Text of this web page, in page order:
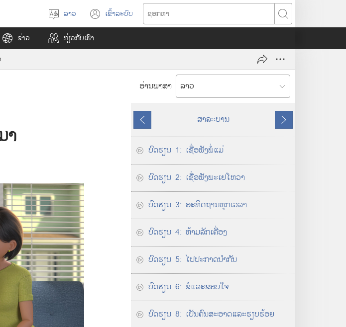
ເ
ລື
ອ
ກ
າ
ລາວ ເຂົ້າລະບົບ
(
o
e
s
ຊ
ອ
ຫ
າ
ຂ່າວ ກ່ຽວກັບ​ເຮົາ
ອ່ານພາສາ
າ
ຄື
ນ
ຫຼັ
ງ
ສາລະບານ
ຕໍ່
ໄ
ບົດຮຽນ 1: ເຊື່ອ​ຟັງ​ພໍ່​ແມ່
ບົດຮຽນ 2: ເຊື່ອ​ຟັງ​ພະເຢໂຫວາ
ບົດຮຽນ 3: ອະທິດຖານ​ທຸກ​ເວລາ
ບົດ​ຮຽນ 4: ຫ້າມ​ລັກ​ເຄື່ອງ
ບົດ​ຮຽນ 5: ໄປ​ປະກາດ​ນຳ​ກັນ
ບົດ​ຮຽນ 6: ຂໍ​ແລະ​ຂອບໃຈ
ບົດ​ຮຽນ 8: ເປັນ​ຄົນ​ສະອາດ​ແລະ​ຮຽບຮ້ອຍ